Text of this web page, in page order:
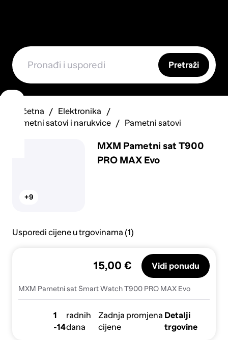
Pretraži
Početna
Elektronika
Pametni satovi i narukvice
Pametni satovi
+9
MXM Pametni sat T900
PRO MAX Evo
Usporedi cijene u trgovinama (1)
MXM Pametni sat Smart Watch T900 PRO MAX Evo
15,00 € Vidi ponudu
1
-14
radnih
dana
Zadnja promjena
cijene
Detalji
trgovine